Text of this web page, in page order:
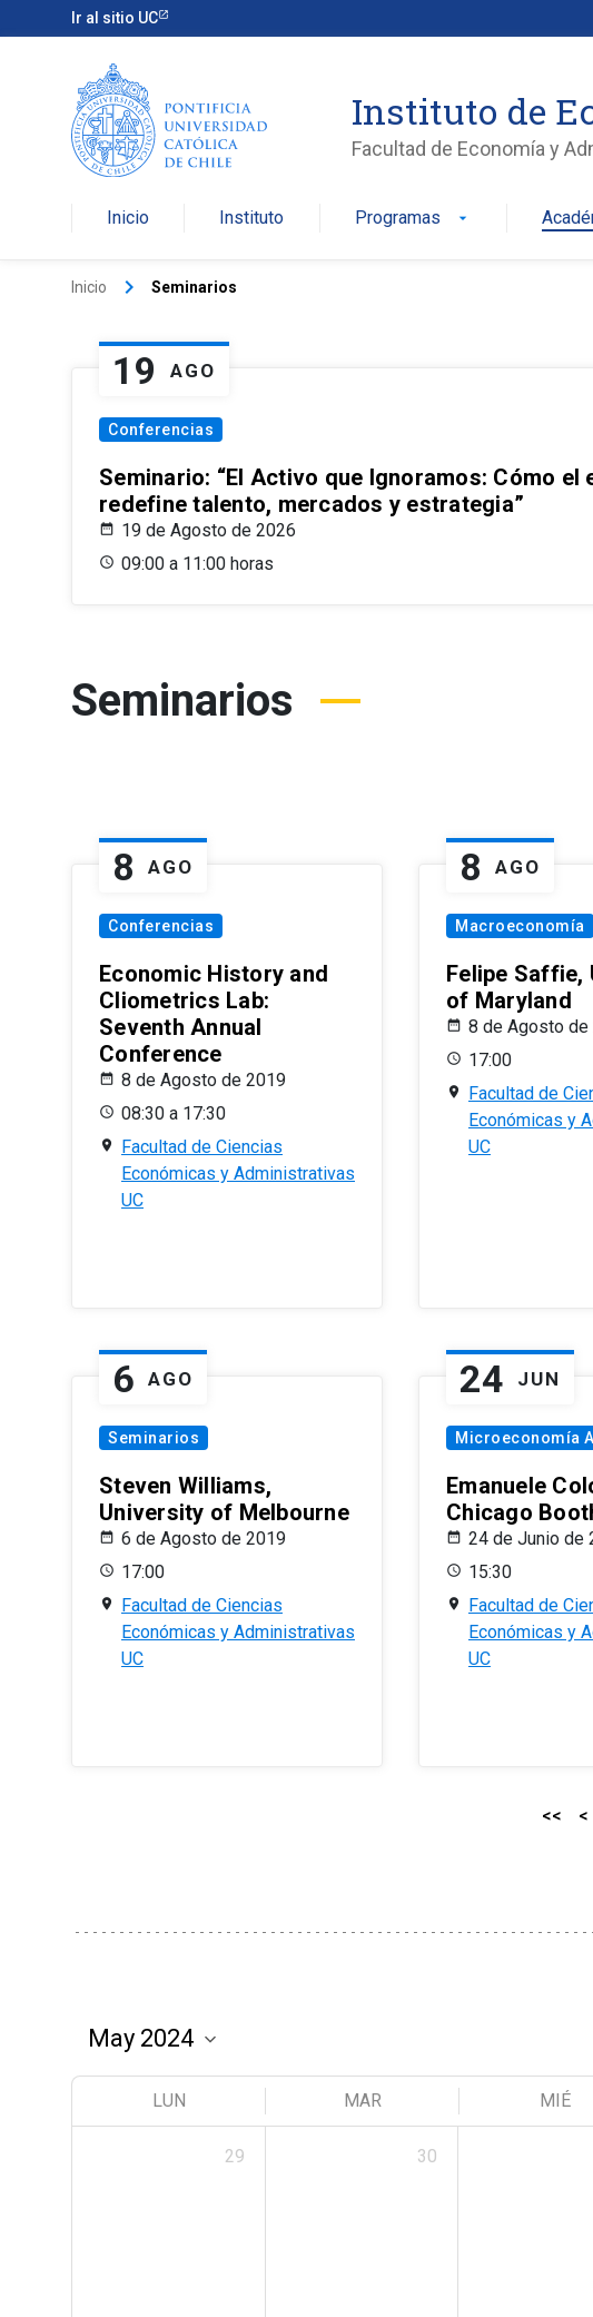
Ir al sitio UC
Instituto de
Facultad de Economía y
Inicio Instituto Programas arrow_drop_down
Inicio keyboard_arrow_right Seminarios
19 AGO
Conferencias
Seminario: “El Activo que Ignoramos: Cómo el
redefine talento, mercados y estrategia”
19 de Agosto de 2026
09:00 a 11:00 horas
Seminarios
8 AGO
Conferencias
Economic History and
Cliometrics Lab:
Seventh Annual
Conference
8 de Agosto de 2019
08:30 a 17:30
Facultad de Ciencias
Económicas y Administrativas
UC
8 AGO
Macroeconomía
Felipe Saffie,
of Maryland
8 de Agosto de
17:00
Facultad de
Económicas y
UC
6 AGO
Seminarios
Steven Williams,
University of Melbourne
6 de Agosto de 2019
17:00
Facultad de Ciencias
Económicas y Administrativas
UC
24 JUN
Microeconomía
Emanuele
Chicago
24 de Junio de
15:30
Facultad de
Económicas y
UC
<< <
LUN MAR MIÉ
29 30